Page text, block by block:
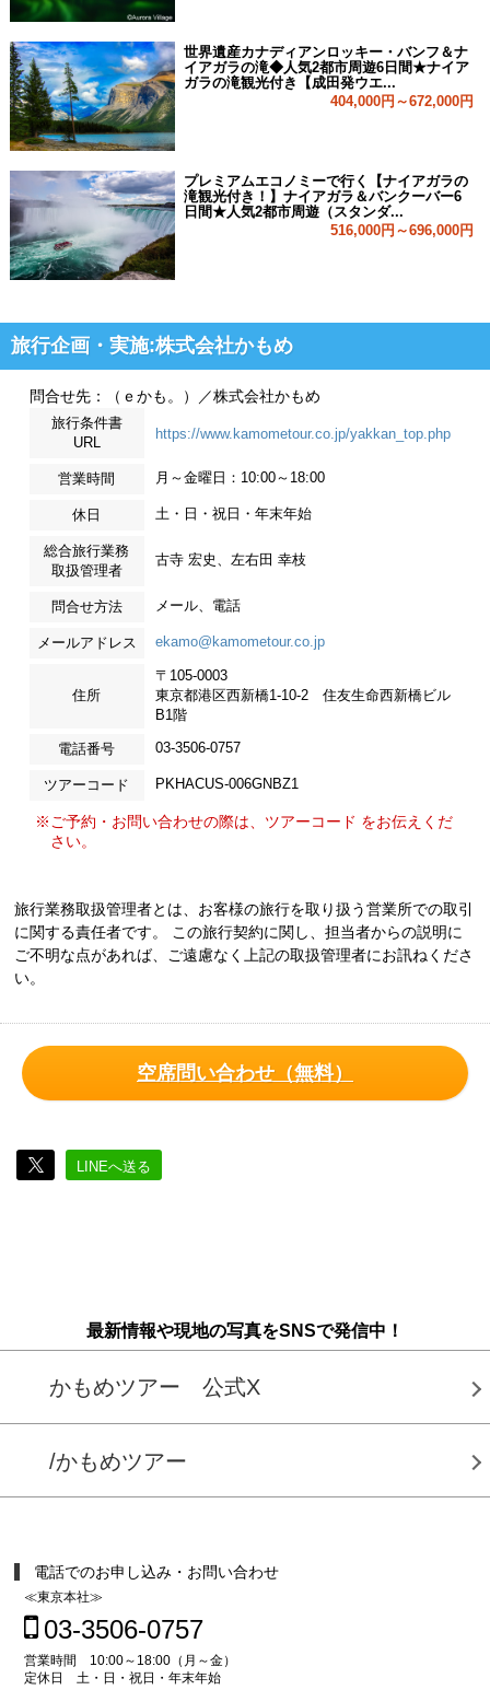
世界遺産カナディアンロッキー・バンフ＆ナ
イアガラの滝◆人気2都市周遊6日間★ナイア
ガラの滝観光付き【成田発ウエ...
404,000円～672,000円
プレミアムエコノミーで行く【ナイアガラの
滝観光付き！】ナイアガラ＆バンクーバー6
日間★人気2都市周遊（スタンダ...
516,000円～696,000円
旅行企画・実施:株式会社かもめ
問合せ先：（ｅかも。）／株式会社かもめ
旅行条件書
URL
https://www.kamometour.co.jp/yakkan_top.php
営業時間 月～金曜日：10:00～18:00
休日 土・日・祝日・年末年始
総合旅行業務
取扱管理者
古寺 宏史、左右田 幸枝
問合せ方法 メール、電話
メールアドレス ekamo@kamometour.co.jp
住所
〒105-0003
東京都港区西新橋1-10-2 住友生命西新橋ビル
B1階
電話番号 03-3506-0757
ツアーコード PKHACUS-006GNBZ1
※ご予約・お問い合わせの際は、ツアーコード をお伝えくだ
さい。
旅行業務取扱管理者とは、お客様の旅行を取り扱う営業所での取引
に関する責任者です。 この旅行契約に関し、担当者からの説明に
ご不明な点があれば、ご遠慮なく上記の取扱管理者にお訊ねくださ
い。
空席問い合わせ（無料）
LINEへ送る
最新情報や現地の写真をSNSで発信中！
かもめツアー 公式X
/かもめツアー
電話でのお申し込み・お問い合わせ
≪東京本社≫
03-3506-0757
営業時間 10:00～18:00（月～金）
定休日 土・日・祝日・年末年始